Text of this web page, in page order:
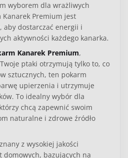
wyborem dla wrażliwych
Kanarek Premium jest
aby dostarczać energii i
aktywności każdego kanarka.
Kanarek Premium,
ptaki otrzymują tylko to, co
sztucznych, ten pokarm
upierzenia i utrzymuje
To idealny wybór dla
chcą zapewnić swoim
naturalne i zdrowe źródło
z wysokiej jakości
bazujących na